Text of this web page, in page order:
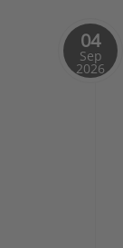
04
Sep
2026